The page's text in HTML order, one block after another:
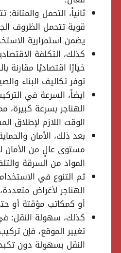
ثانياً، التحمل والمتانة:
قوية تتحمل الظروف
يضمن استمرارية
كذلك، التكلفة
خيارًا اقتصاديًا مقارنة
توفر تكاليف البناء
ايضاً، السرعة في
الهناجر بسرعة
الوقت اللازم لإطلاق
بعد ذلك، الأمان
مستوى عالٍ من الأمان
المواد من السرقة
ثم التنوع في
الهناجر لأغراض
أو كمكاتب مؤقتة أو
كذلك، سهولة النقل:
تغيير الموقع، فإن
النقل بسهولة دون